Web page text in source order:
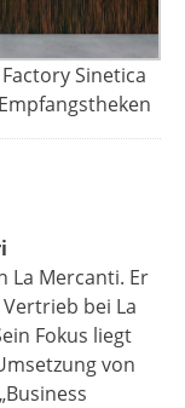
Factory Sinetica
Empfangstheken
La Mercanti. Er
bei La
Fokus liegt
von